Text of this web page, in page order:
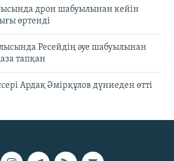
дрон шабуылынан кейін
өртенді
Ресейдің әуе шабуылынан
тапқан
Ардақ Әмірқұлов дүниеден өтті